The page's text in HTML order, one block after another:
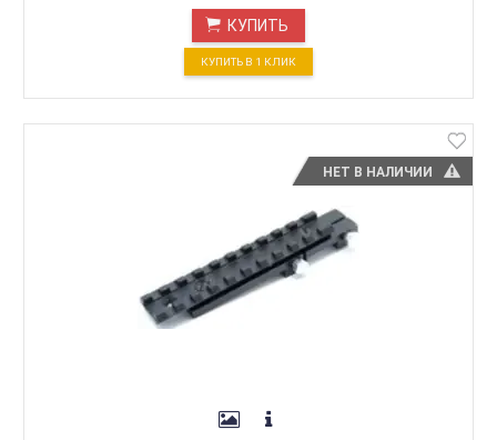
КУПИТЬ
КУПИТЬ В 1 КЛИК
НЕТ В НАЛИЧИИ